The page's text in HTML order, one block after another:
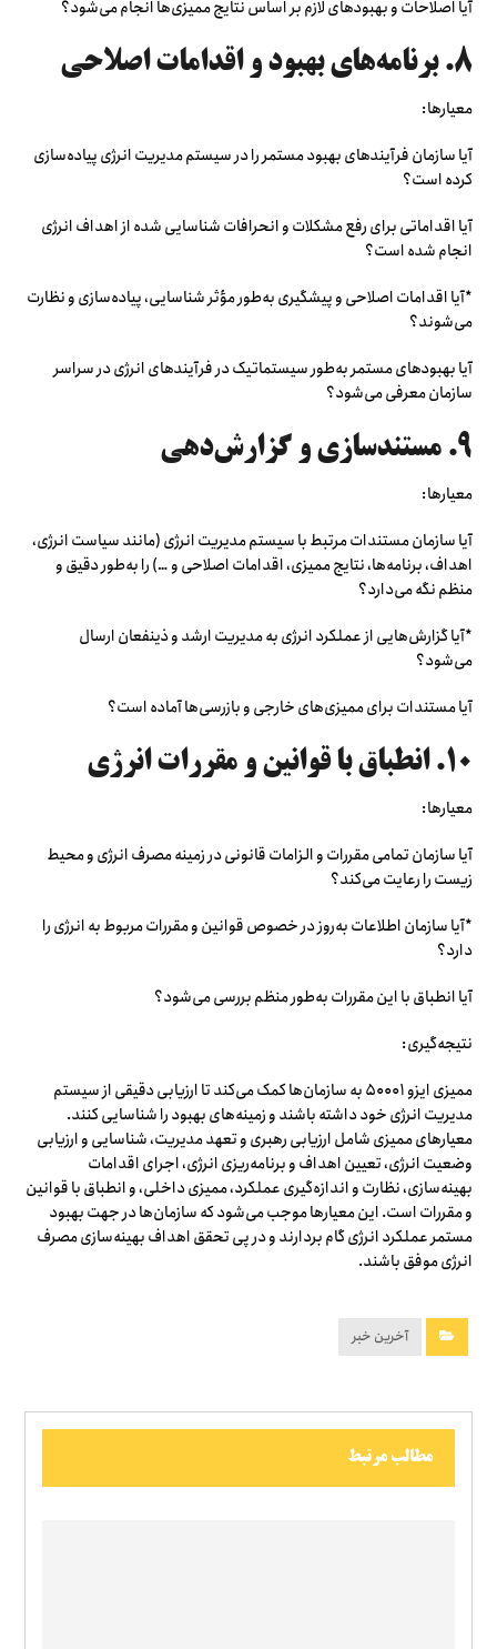
آیا اصلاحات و بهبودهای لازم بر اساس نتایج ممیزی‌ها انجام می‌شود؟
۸. برنامه‌های بهبود و اقدامات اصلاحی
معیارها:
آیا سازمان فرآیندهای بهبود مستمر را در سیستم مدیریت انرژی پیاده‌سازی
کرده است؟
آیا اقداماتی برای رفع مشکلات و انحرافات شناسایی شده از اهداف انرژی
انجام شده است؟
*آیا اقدامات اصلاحی و پیشگیری به‌طور مؤثر شناسایی، پیاده‌سازی و نظارت
می‌شوند؟
آیا بهبودهای مستمر به‌طور سیستماتیک در فرآیندهای انرژی در سراسر
سازمان معرفی می‌شود؟
۹. مستندسازی و گزارش‌دهی
معیارها:
آیا سازمان مستندات مرتبط با سیستم مدیریت انرژی (مانند سیاست انرژی،
اهداف، برنامه‌ها، نتایج ممیزی، اقدامات اصلاحی و …) را به‌طور دقیق و
منظم نگه می‌دارد؟
*آیا گزارش‌هایی از عملکرد انرژی به مدیریت ارشد و ذینفعان ارسال
می‌شود؟
آیا مستندات برای ممیزی‌های خارجی و بازرسی‌ها آماده است؟
۱۰. انطباق با قوانین و مقررات انرژی
معیارها:
آیا سازمان تمامی مقررات و الزامات قانونی در زمینه مصرف انرژی و محیط
زیست را رعایت می‌کند؟
*آیا سازمان اطلاعات به‌روز در خصوص قوانین و مقررات مربوط به انرژی را
دارد؟
آیا انطباق با این مقررات به‌طور منظم بررسی می‌شود؟
نتیجه‌گیری:
ممیزی ایزو ۵۰۰۰۱ به سازمان‌ها کمک می‌کند تا ارزیابی دقیقی از سیستم
مدیریت انرژی خود داشته باشند و زمینه‌های بهبود را شناسایی کنند.
معیارهای ممیزی شامل ارزیابی رهبری و تعهد مدیریت، شناسایی و ارزیابی
وضعیت انرژی، تعیین اهداف و برنامه‌ریزی انرژی، اجرای اقدامات
بهینه‌سازی، نظارت و اندازه‌گیری عملکرد، ممیزی داخلی، و انطباق با قوانین
و مقررات است. این معیارها موجب می‌شود که سازمان‌ها در جهت بهبود
مستمر عملکرد انرژی گام بردارند و در پی تحقق اهداف بهینه‌سازی مصرف
انرژی موفق باشند.
آخرین خبر
مطالب مرتبط